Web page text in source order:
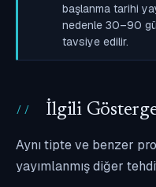
başlanma tarihi
nedenle 30–90
tavsiye edilir.
İlgili
Aynı tipte ve benzer
yayımlanmış diğer